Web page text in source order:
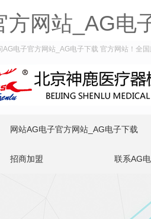
方网站_AG电
AG电子官方网站_AG电子下载 官方网站！全
网站AG电子官方网站_AG电子下载
招商加盟 联系AG